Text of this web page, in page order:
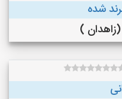
شده